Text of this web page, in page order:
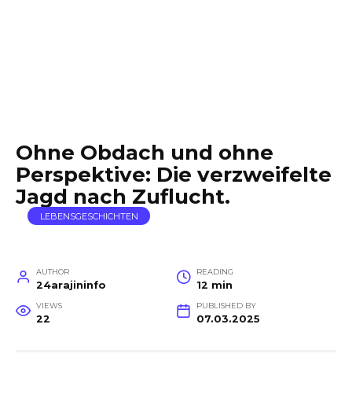
Ohne Obdach und ohne
Perspektive: Die verzweifelte
Jagd nach Zuflucht.
LEBENSGESCHICHTEN
AUTHOR
24arajininfo
READING
12 min
VIEWS
22
PUBLISHED BY
07.03.2025